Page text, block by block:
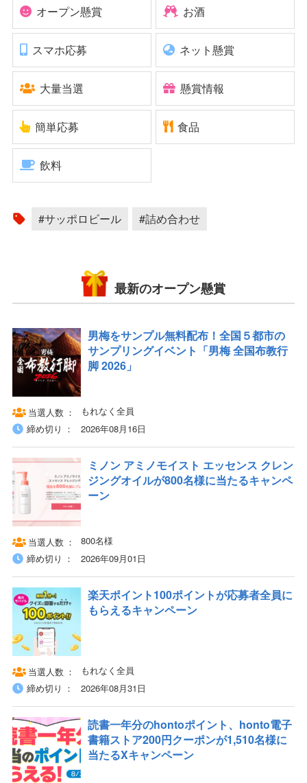
オープン懸賞 お酒
スマホ応募 ネット懸賞
大量当選 懸賞情報
簡単応募 食品
飲料
#サッポロビール #詰め合わせ
最新のオープン懸賞
男梅をサンプル無料配布！全国５都市の
サンプリングイベント「男梅 全国布教行
脚 2026」
当選人数
もれなく全員
締め切り
2026年08月16日
ミノン アミノモイスト エッセンス クレン
ジングオイルが800名様に当たるキャンペ
ーン
当選人数
800名様
締め切り
2026年09月01日
楽天ポイント100ポイントが応募者全員に
もらえるキャンペーン
当選人数
もれなく全員
締め切り
2026年08月31日
読書一年分のhontoポイント、honto電子
書籍ストア200円クーポンが1,510名様に
当たるXキャンペーン